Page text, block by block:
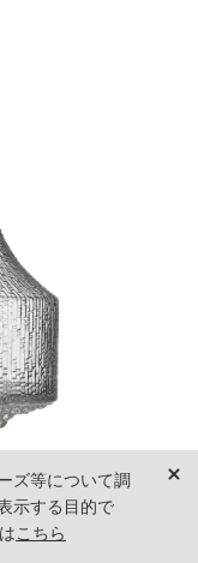
ズ等について調
示する目的で
こちら